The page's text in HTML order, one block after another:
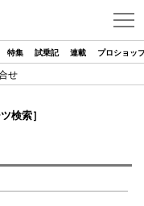
特集 試乗記 連載 プロショッ
せ
検索］